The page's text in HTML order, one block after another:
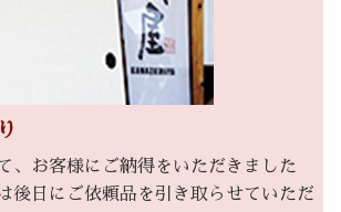
、お客様にご納得をいただきました
後日にご依頼品を引き取らせていただ